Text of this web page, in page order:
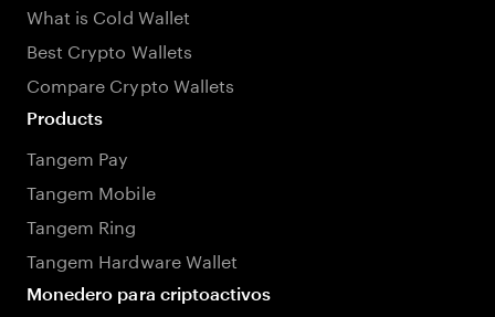
What is Cold Wallet
Best Crypto Wallets
Compare Crypto Wallets
Products
Tangem Pay
Tangem Mobile
Tangem Ring
Tangem Hardware Wallet
Monedero para criptoactivos